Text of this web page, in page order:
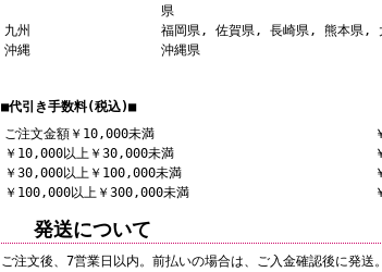
県
九州 福岡県, 佐賀県, 長崎県, 熊本県,
沖縄
沖縄県
■代引き手数料(税込)■
ご注文金額￥10,000未満
￥10,000以上￥30,000未満
￥30,000以上￥100,000未満
￥100,000以上￥300,000未満
発送について
ご注文後、7営業日以内。前払いの場合は、ご入金確認後に発送。